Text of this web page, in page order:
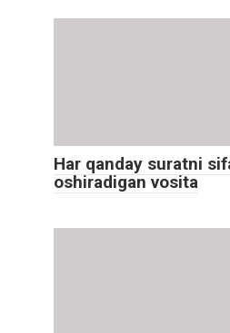
Har qanday suratni
oshiradigan vosita